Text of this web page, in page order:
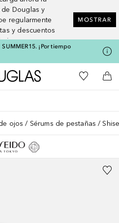
Douglas y
regularmente
y descuentos
MOSTRAR
¡Por tiempo
A Douglas HomeMi lista de
A
ojos Sérums de pestañas